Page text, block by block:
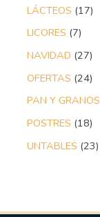
LÁCTEOS 17
LICORES 7
NAVIDAD 27
OFERTAS 24
PAN Y GRANOS
POSTRES 18
UNTABLES 23